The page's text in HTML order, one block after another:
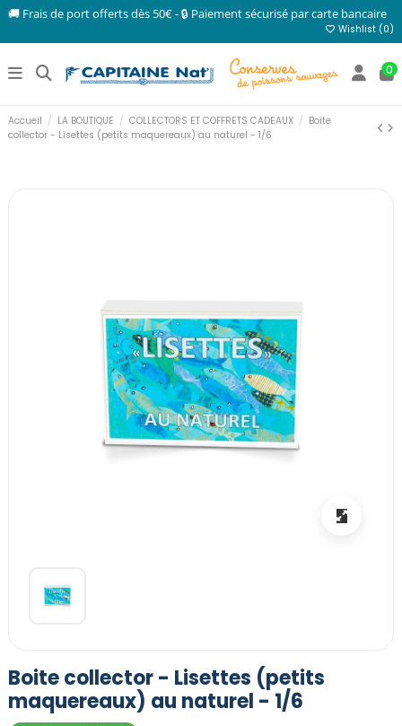
🚚 Frais de port offerts dès 50€ - 🔒 Paiement sécurisé par carte bancaire
Wishlist (0)
0
Accueil LA BOUTIQUE COLLECTORS ET COFFRETS CADEAUX
Boite
collector - Lisettes (petits maquereaux) au naturel - 1/6
Boite collector - Lisettes (petits
maquereaux) au naturel - 1/6